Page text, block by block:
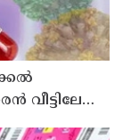
വീട്ടിലേക്ക്